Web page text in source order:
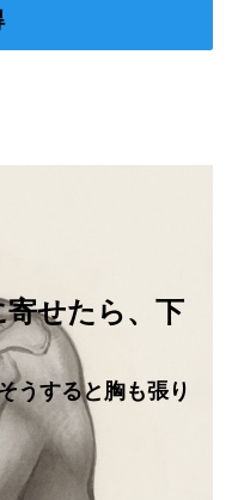
せたら、下
うすると胸も張り